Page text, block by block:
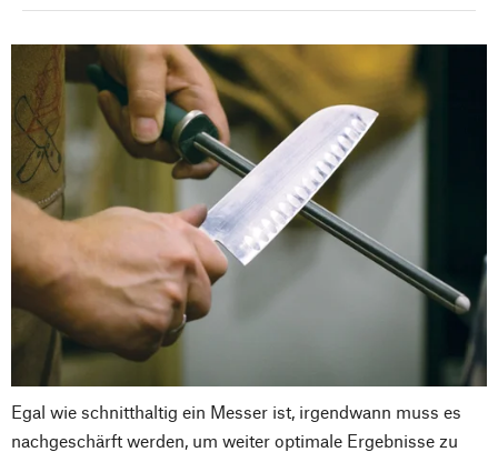
Egal wie schnitthaltig ein Messer ist, irgendwann muss es
nachgeschärft werden, um weiter optimale Ergebnisse zu